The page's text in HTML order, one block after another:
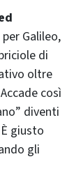
Galileo,
di
oltre
così
diventi
giusto
gli